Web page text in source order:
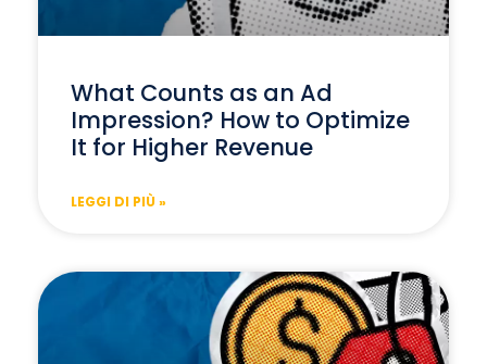
What Counts as an Ad
Impression? How to Optimize
It for Higher Revenue
LEGGI DI PIÙ »